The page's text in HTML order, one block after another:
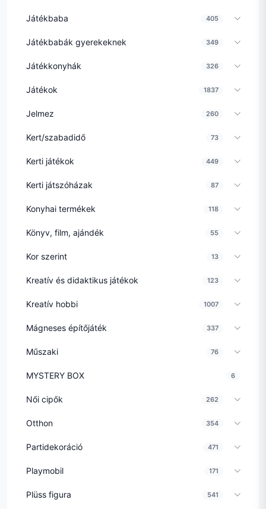
Játékbaba 405
Játékbabák gyerekeknek 349
Játékkonyhák 326
Játékok 1837
Jelmez 260
Kert/szabadidő 73
Kerti játékok 449
Kerti játszóházak 87
Konyhai termékek 118
Könyv, film, ajándék 55
Kor szerint 13
Kreatív és didaktikus játékok 123
Kreatív hobbi 1007
Mágneses építőjáték 337
Műszaki 76
MYSTERY BOX 6
Női cipők 262
Otthon 354
Partidekoráció 471
Playmobil 171
Plüss figura 541